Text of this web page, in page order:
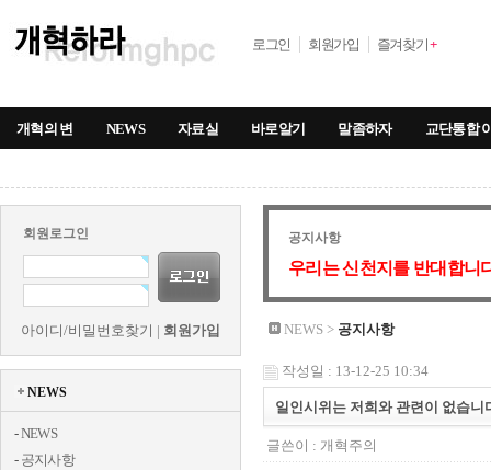
로그인 회원가입 즐겨찾기+
개혁의 변 NEWS 자료실 바로알기 말좀하자 교단통합
회원로그인
아이디/비밀번호찾기 | 회원가입
NEWS
-NEWS
- 공지사항
공지사항
우리는 신천지를 반대합니
NEWS > 공지사항
작성일 : 13-12-25 10:34
일인시위는 저희와 관련이 없습니
글쓴이 : 개혁주의